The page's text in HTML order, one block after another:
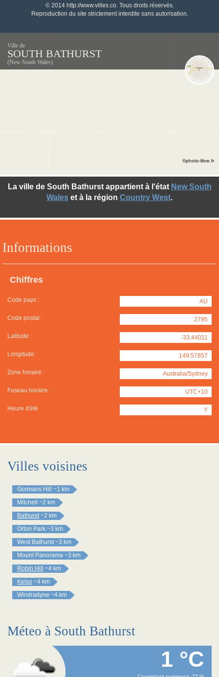
© 2014 http://www.villes.co. Tous droits réservés.
Reproduction du site strictement interdite sans autorisation.
Ville de
SOUTH BATHURST
(New South Wales)
Informations
Chiffres
Code pays : AU
Code postal : 2795
Latitude : -33.44011
Longitude : 149.57857
Zone horaire : Australia/Sydney
Fuseau horaire : UTC+10
Heure d'été : Y
La ville de South Bathurst appartient à l'état New South
Wales et à la région Country West.
©photo-libre.fr
Villes voisines
Gormans Hill
~1 km
Mitchell
~2 km
Bathurst ~2 km
Orton Park ~3 km
West Bathurst ~3 km
Mount Panorama ~3 km
Robin Hill
~4 km
Kelso ~4 km
Windradyne ~4 km
Méteo à South Bathurst
1 °C